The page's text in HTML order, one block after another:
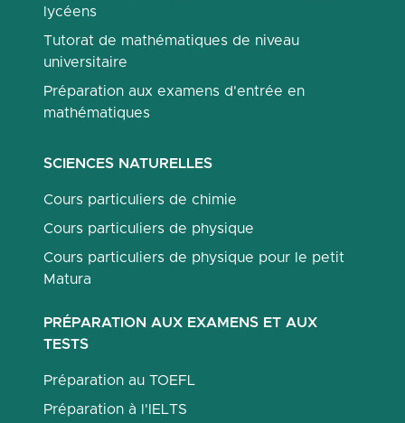
lycéens
Tutorat de mathématiques de niveau
universitaire
Préparation aux examens d'entrée en
mathématiques
SCIENCES NATURELLES
Cours particuliers de chimie
Cours particuliers de physique
Cours particuliers de physique pour le petit
Matura
PRÉPARATION AUX EXAMENS ET AUX
TESTS
Préparation au TOEFL
Préparation à l'IELTS